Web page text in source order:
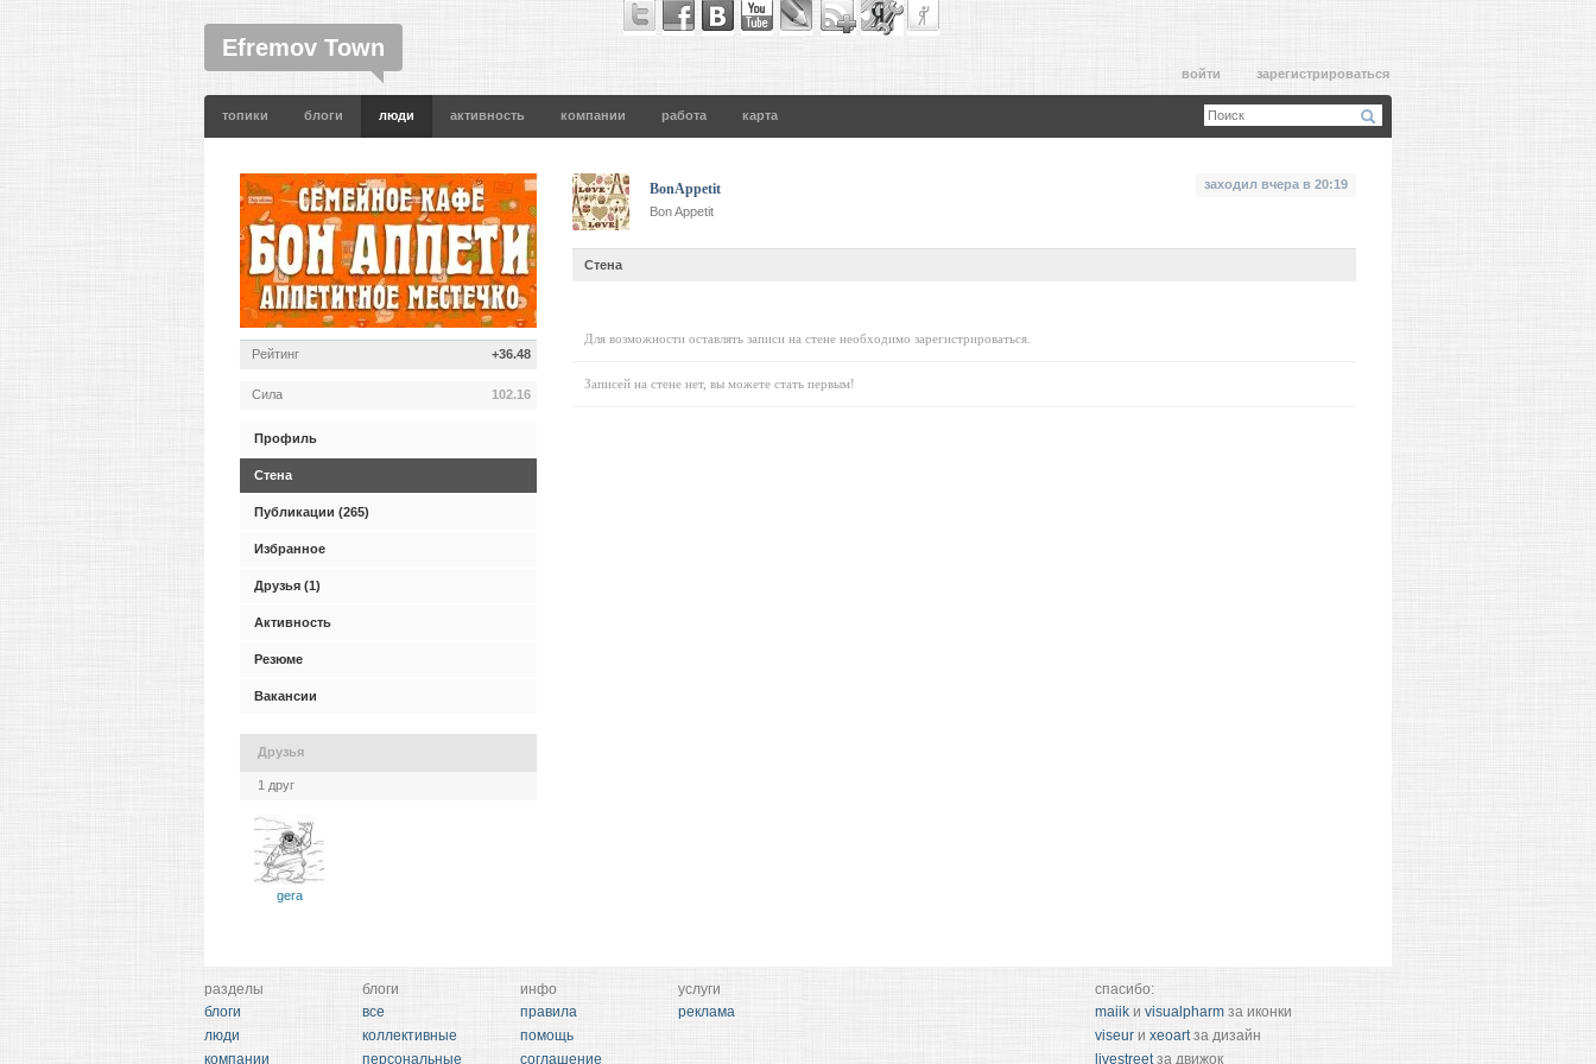
Efremov Town
войти зарегистрироваться
топики блоги люди активность компании работа карта
BonAppetit
Bon Appetit
заходил вчера в 20:19
Стена
Для возможности оставлять записи на стене необходимо зарегистрироваться.
Записей на стене нет, вы можете стать первым!
Рейтинг +36.48
Сила 102.16
Профиль
Стена
Публикации (265)
Избранное
Друзья (1)
Активность
Резюме
Вакансии
Друзья
1 друг
gera
спасибо:
maiik и visualpharm за иконки
viseur и xeoartза дизайн
livestreetза движок
разделы
блоги
люди
компании
блоги
все
коллективные
персональные
инфо
правила
помощь
соглашение
услуги
реклама